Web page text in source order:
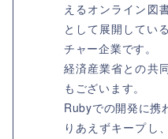
えるオンライン図
として展開してい
チャー企業です。
経済産業省との共
もございます。
Rubyでの開発に携
りあえずキープし